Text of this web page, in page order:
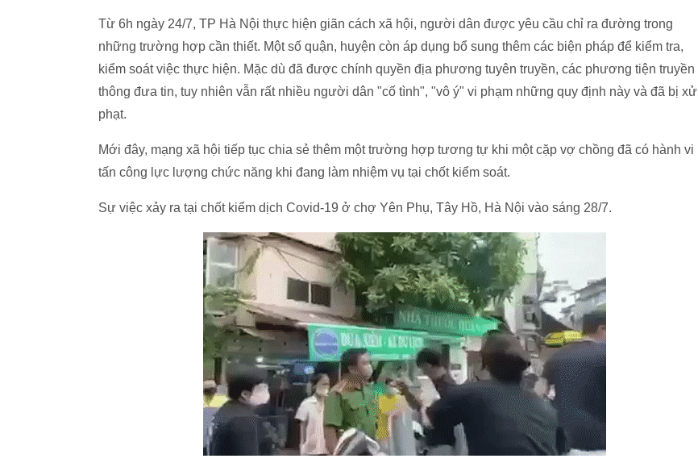
Từ 6h ngày 24/7, TP Hà Nội thực hiện giãn cách xã hội, người dân được yêu cầu chỉ ra đường trong
những trường hợp cần thiết. Một số quận, huyện còn áp dụng bổ sung thêm các biện pháp để kiểm tra,
kiểm soát việc thực hiện. Mặc dù đã được chính quyền địa phương tuyên truyền, các phương tiện truyền
thông đưa tin, tuy nhiên vẫn rất nhiều người dân "cố tình", "vô ý" vi phạm những quy định này và đã bị xử
phạt.
Mới đây, mạng xã hội tiếp tục chia sẻ thêm một trường hợp tương tự khi một cặp vợ chồng đã có hành vi
tấn công lực lượng chức năng khi đang làm nhiệm vụ tại chốt kiểm soát.
Sự việc xảy ra tại chốt kiểm dịch Covid-19 ở chợ Yên Phụ, Tây Hồ, Hà Nội vào sáng 28/7.